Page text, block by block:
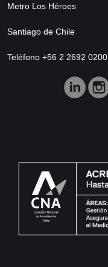
Metro Los Héroes
Santiago de Chile
Teléfono +56 2 2692 0200